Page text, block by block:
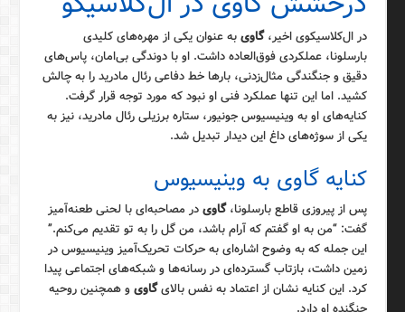
در ال‌کلاسیکوی اخیر،گاویبه عنوان یکی از مهره‌های کلیدی
بارسلونا، عملکردی فوق‌العاده داشت. او با دوندگی بی‌امان، پاس‌های
دقیق و جنگندگی مثال‌زدنی، بارها خط دفاعی رئال مادرید را به چالش
کشید. اما این تنها عملکرد فنی او نبود که مورد توجه قرار گرفت.
کنایه‌های او به وینیسیوس جونیور، ستاره برزیلی رئال مادرید، نیز به
یکی از سوژه‌های داغ این دیدار تبدیل شد.
کنایه گاوی به وینیسیوس
پس از پیروزی قاطع بارسلونا،گاویدر مصاحبه‌ای با لحنی طعنه‌آمیز
گفت: “من به او گفتم که آرام باشد، من گل را به تو تقدیم می‌کنم.”
این جمله که به وضوح اشاره‌ای به حرکات تحریک‌آمیز وینیسیوس در
زمین داشت، بازتاب گسترده‌ای در رسانه‌ها و شبکه‌های اجتماعی پیدا
کرد. این کنایه نشان از اعتماد به نفس بالایگاویو همچنین روحیه